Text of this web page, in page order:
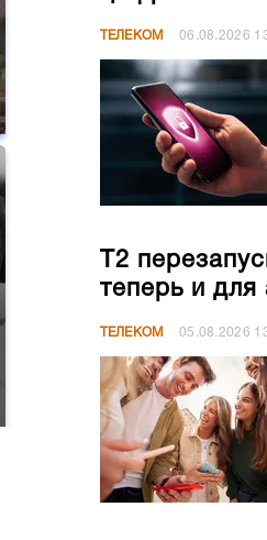
ТЕЛЕКОМ 06.08.2026
Т2
теперь и для
ТЕЛЕКОМ 05.08.2026